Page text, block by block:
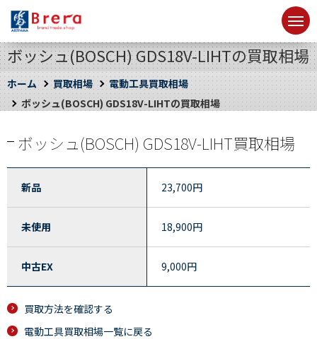
ボッシュ(BOSCH) GDS18V-LIHTの買取相場
ホーム 買取相場
電動工具買取相場
ボッシュ(BOSCH) GDS18V-LIHTの買取相場
ボッシュ(BOSCH) GDS18V-LIHT買取相場
新品 23,700円
未使用 18,900円
中古EX 9,000円
買取方法を確認する
電動工具買取相場一覧に戻る